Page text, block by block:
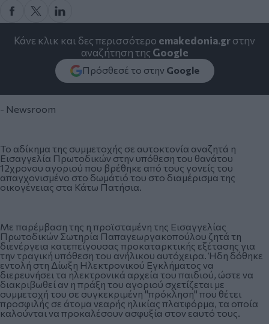
Κάνε κλικ και δες περισσότερο emakedonia.grστην
αναζήτηση της Google
Πρόσθεσέ το στην Google
- Newsroom
Το αδίκημα της συμμετοχής σε αυτοκτονία αναζητά η
Εισαγγελία Πρωτοδικών στην υπόθεση του θανάτου
12χρονου αγοριού που βρέθηκε από τους γονείς του
απαγχονισμένο στο δωμάτιό του στο διαμέρισμα της
οικογένειας στα Κάτω Πατήσια.
Με παρέμβαση της η προϊσταμένη της Εισαγγελίας
Πρωτοδικών Σωτηρία Παπαγεωργακοπούλου ζητά τη
διενέργεια κατεπείγουσας προκαταρκτικής εξέτασης για
την τραγική υπόθεση του ανήλικου αυτόχειρα. Ήδη δόθηκε
εντολή στη Δίωξη Ηλεκτρονικού Εγκλήματος να
διερευνήσει τα ηλεκτρονικά αρχεία του παιδιού, ώστε να
διακριβωθεί αν η πράξη του αγοριού σχετίζεται με
συμμετοχή του σε συγκεκριμένη "πρόκληση" που θέτει
προσφιλής σε άτομα νεαρής ηλικίας πλατφόρμα, τα οποία
καλούνται να προκαλέσουν ασφυξία στον εαυτό τους.